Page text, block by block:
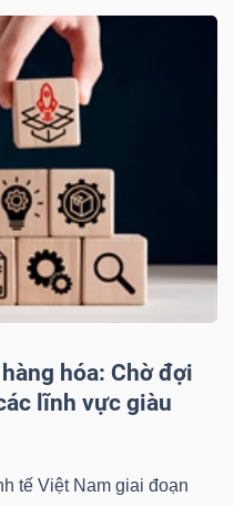
hóa: Chờ đợi
lĩnh vực giàu
tế Việt Nam giai đoạn